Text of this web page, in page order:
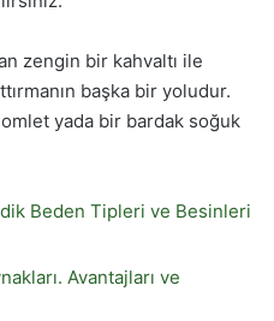
zengin bir kahvaltı ile
başka bir yoludur.
yada bir bardak soğuk
Beden Tipleri ve Besinleri
Avantajları ve